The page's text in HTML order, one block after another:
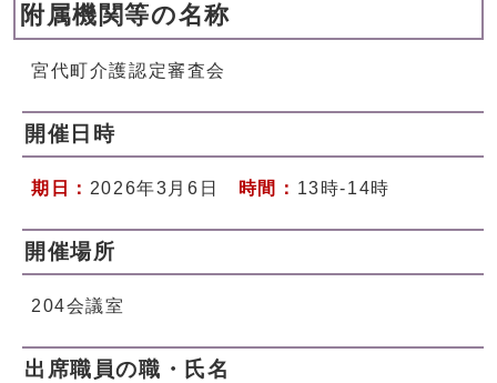
附属機関等の名称
宮代町介護認定審査会
開催日時
期日： 2026年3月6日 時間： 13時-14時
開催場所
204会議室
出席職員の職・氏名